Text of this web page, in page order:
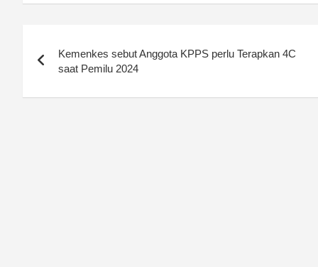
navigation
Kemenkes sebut Anggota KPPS perlu Terapkan 4C
saat Pemilu 2024